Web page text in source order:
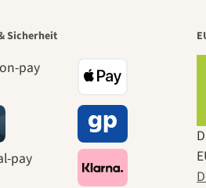
der
zu
Sicherheit